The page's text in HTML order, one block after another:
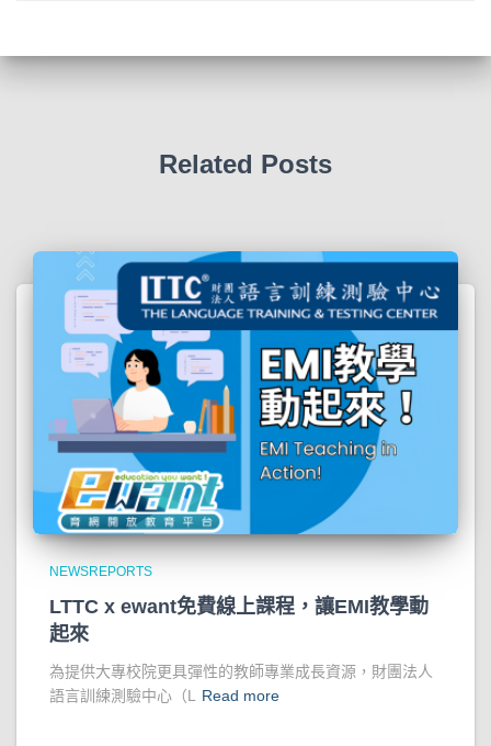
Related Posts
NEWSREPORTS
LTTC x ewant免費線上課程，讓EMI教學動
起來
為提供大專校院更具彈性的教師專業成長資源，財團法人
語言訓練測驗中心（L Read more